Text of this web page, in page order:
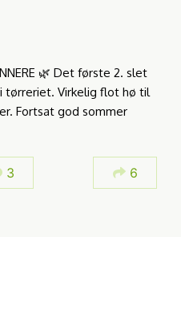
🌿 Det første 2. slet
tørreriet. Virkelig flot hø til
Fortsat god sommer
3 6